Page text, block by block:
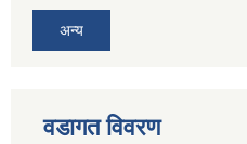
अन्य
वडागत विवरण